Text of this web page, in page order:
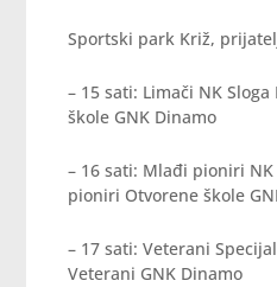
Sportski park Križ,
– 15 sati: Limači NK
škole GNK Dinamo
– 16 sati: Mlađi pioniri
pioniri Otvorene škole
– 17 sati: Veterani
Veterani GNK Dinamo